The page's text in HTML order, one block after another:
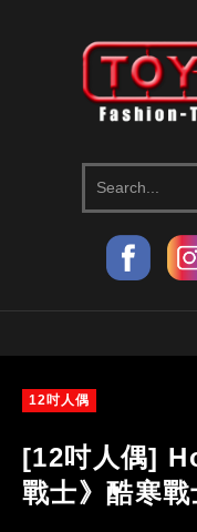
12吋人偶
[12吋人偶]
戰士》酷寒